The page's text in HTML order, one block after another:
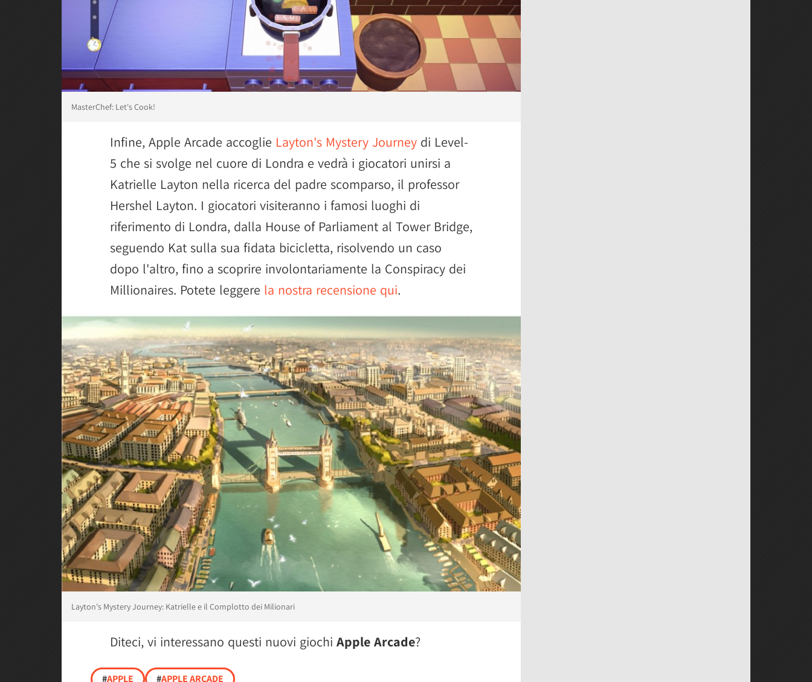
MasterChef: Let's Cook!
Infine, Apple Arcade accoglie Layton's Mystery Journey di Level-
5 che si svolge nel cuore di Londra e vedrà i giocatori unirsi a
Katrielle Layton nella ricerca del padre scomparso, il professor
Hershel Layton. I giocatori visiteranno i famosi luoghi di
riferimento di Londra, dalla House of Parliament al Tower Bridge,
seguendo Kat sulla sua fidata bicicletta, risolvendo un caso
dopo l'altro, fino a scoprire involontariamente la Conspiracy dei
Millionaires. Potete leggere la nostra recensione qui.
Layton's Mystery Journey: Katrielle e il Complotto dei Milionari
Diteci, vi interessano questi nuovi giochi Apple Arcade?
#APPLE #APPLE ARCADE